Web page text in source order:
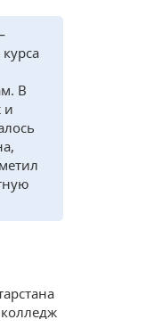
В
и